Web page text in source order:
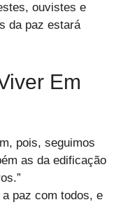
ouvistes e
da paz estará
Em
pois, seguimos
as da edificação
paz com todos, e